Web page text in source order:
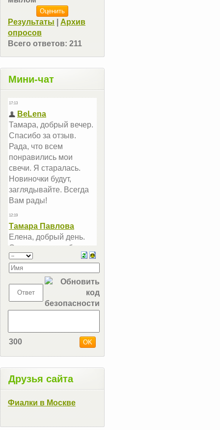
Результаты
Архив
опросов
Всего ответов: 211
Мини-чат
300
Друзья сайта
Фиалки в Москве